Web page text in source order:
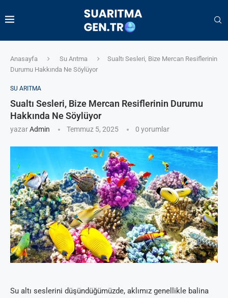
Anasayfa Su Arıtma
Sualtı Sesleri, Bize Mercan Resiflerinin
Durumu Hakkında Ne Söylüyor
SU ARITMA
Sualtı Sesleri, Bize Mercan Resiflerinin Durumu
Hakkında Ne Söylüyor
yazarAdmin Temmuz 5, 2025 0 yorumlar
Su altı seslerini düşündüğümüzde, aklımız genellikle balina